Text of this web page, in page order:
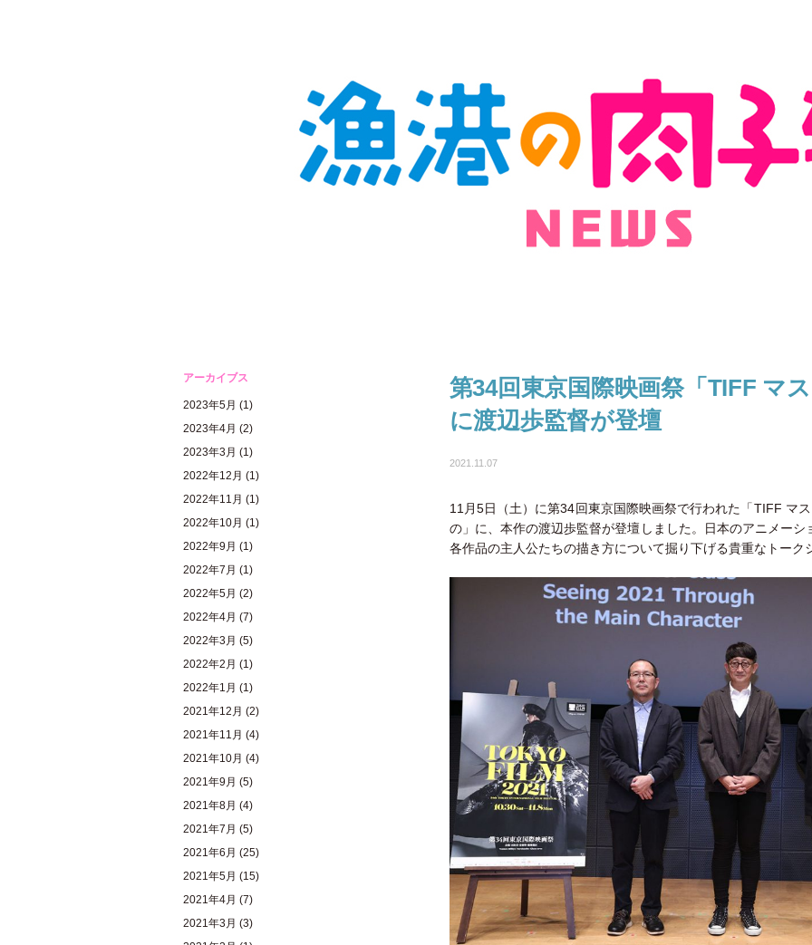
アーカイブス
2023年5月 (1)
2023年4月 (2)
2023年3月 (1)
2022年12月 (1)
2022年11月 (1)
2022年10月 (1)
2022年9月 (1)
2022年7月 (1)
2022年5月 (2)
2022年4月 (7)
2022年3月 (5)
2022年2月 (1)
2022年1月 (1)
2021年12月 (2)
2021年11月 (4)
2021年10月 (4)
2021年9月 (5)
2021年8月 (4)
2021年7月 (5)
2021年6月 (25)
2021年5月 (15)
2021年4月 (7)
2021年3月 (3)
第34回東京国際映画祭「TIFF マ
に渡辺歩監督が登壇
2021.11.07
11月5日（土）に第34回東京国際映画祭で行われた「TIFF マ
の」に、本作の渡辺歩監督が登壇しました。日本のアニメー
各作品の主人公たちの描き方について掘り下げる貴重なトーク